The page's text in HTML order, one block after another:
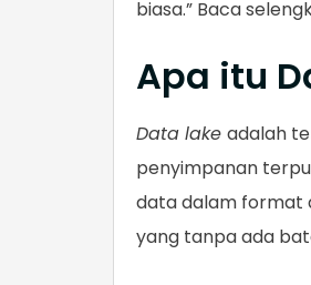
biasa.” Baca
Apa itu
Data lake adalah
penyimpanan
data dalam format
yang tanpa ada